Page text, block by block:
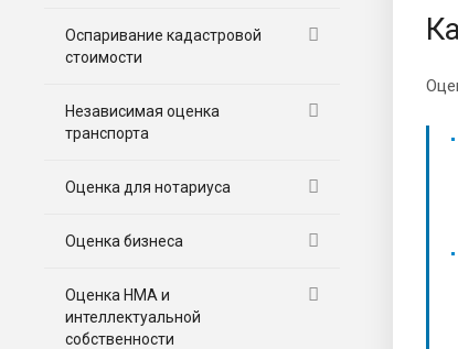
Оспаривание кадастровой
стоимости
Независимая оценка
транспорта
Оценка для нотариуса
Оценка бизнеса
Оценка НМА и
интеллектуальной
собственности